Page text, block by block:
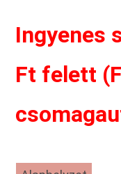
Ingyenes
Ft felett